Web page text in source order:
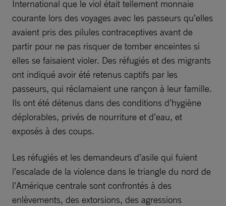
International que le viol était tellement monnaie
courante lors des voyages avec les passeurs qu’elles
avaient pris des pilules contraceptives avant de
partir pour ne pas risquer de tomber enceintes si
elles se faisaient violer. Des réfugiés et des migrants
ont indiqué avoir été retenus captifs par les
passeurs, qui réclamaient une rançon à leur famille.
Ils ont été détenus dans des conditions d’hygiène
déplorables, privés de nourriture et d’eau, et
exposés à des coups.
Les réfugiés et les demandeurs d’asile qui fuient
l’escalade de la violence dans le triangle du nord de
l’Amérique centrale sont confrontés à des
enlèvements, des extorsions, des agressions